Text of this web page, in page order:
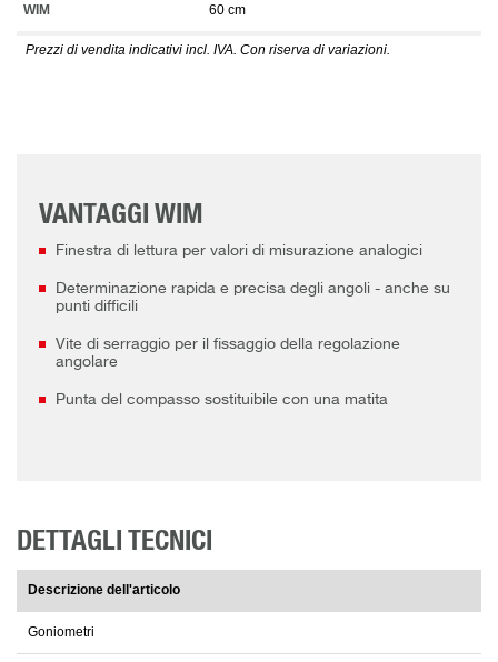
WIM 60 cm
Prezzi di vendita indicativi incl. IVA. Con riserva di variazioni.
VANTAGGI WIM
Finestra di lettura per valori di misurazione analogici
Determinazione rapida e precisa degli angoli - anche su
punti difficili
Vite di serraggio per il fissaggio della regolazione
angolare
Punta del compasso sostituibile con una matita
DETTAGLI TECNICI
Descrizione dell'articolo
Goniometri